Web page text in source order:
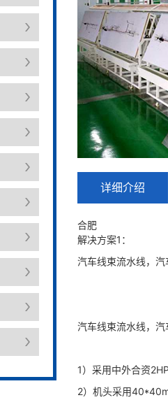
详细介绍
合肥
解决方案1：
汽车线束流水线，
汽车线束流水线，汽
1）采用中外合资
2）机头采用